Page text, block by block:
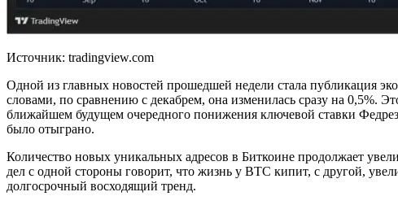
Источник: tradingview.com
Одной из главных новостей прошедшей недели стала публикация
словами, по сравнению с декабрем, она изменилась сразу на 0,5%.
ближайшем будущем очередного понижения ключевой ставки
было отыграно.
Количество новых уникальных адресов в Биткоине продолжает
дел с одной стороны говорит, что жизнь у BTC кипит, с другой,
долгосрочный восходящий тренд.